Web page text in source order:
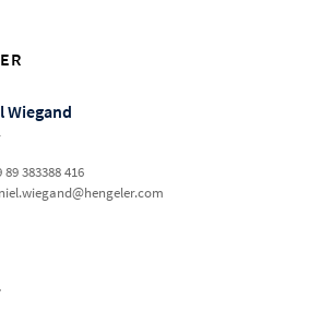
Wiegand
89 383388 416